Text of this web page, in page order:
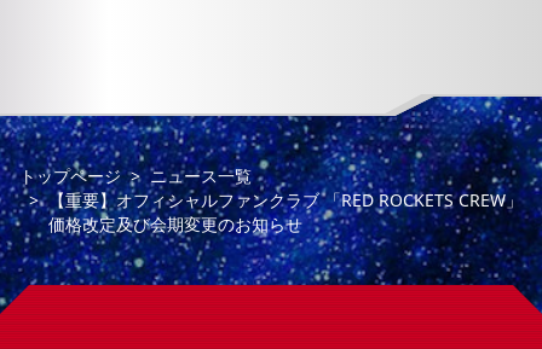
トップページ
ニュース一覧
【重要】オフィシャルファンクラブ 「RED ROCKETS CREW」
価格改定及び会期変更のお知らせ